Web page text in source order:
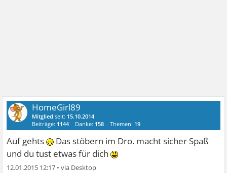
HomeGirl89
Mitglied seit: 15.10.2014
Beiträge: 1144 Danke: 158 Themen: 19
Auf gehts
Das stöbern im Dro. macht sicher Spaß
und du tust etwas für dich
12.01.2015 12:17 •